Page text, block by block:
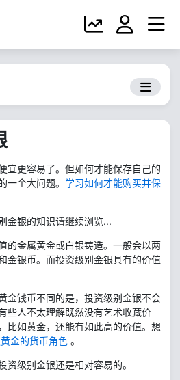
宜更容易了。但如何才能保存自己的
一个大问题。 学习如何才能购买并保
金银的知识请继续浏览...
的金属黄金或白银铸造。一般会以两
金银币。而投资级别金银具有的价值
金钱币不同的是，投资级别金银不会
些人不太理解既然没有艺术收藏价
比如黄金，还能有如此高的价值。想
金的货币角色 。
资级别金银还是相对容易的。